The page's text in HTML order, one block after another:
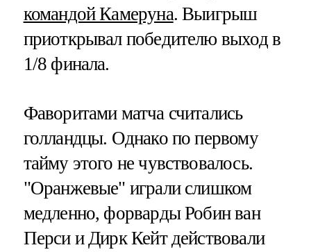
командой Камеруна. Выигрыш
приоткрывал победителю выход в
1/8 финала.
Фаворитами матча считались
голландцы. Однако по первому
тайму этого не чувствовалось.
"Оранжевые" играли слишком
медленно, форварды Робин ван
Перси и Дирк Кейт действовали